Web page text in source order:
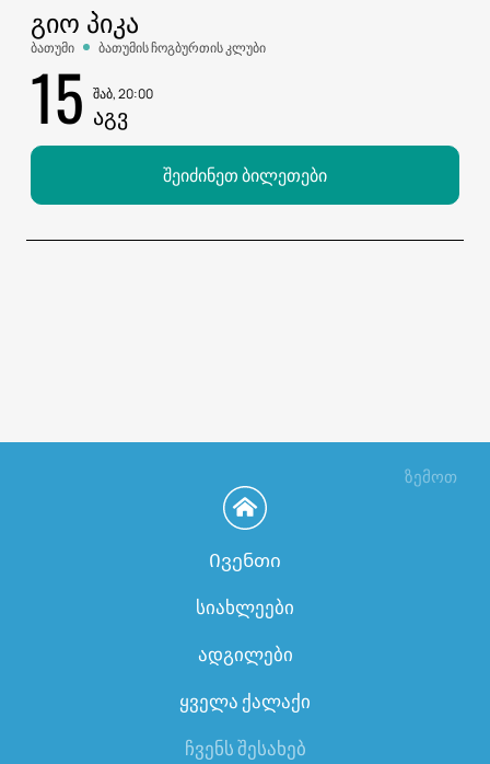
ᲒᲘᲝ ᲞᲘᲙᲐ
ბათუმი ბათუმის ჩოგბურთის კლუბი
15 შაბ, 20:00
ᲐᲒᲕ
შეიძინეთ ბილეთები
ზემოთ
Ივენთი
სიახლეები
ადგილები
ყველა ქალაქი
ჩვენს შესახებ